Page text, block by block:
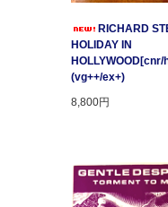
RICHARD
HOLIDAY IN
(vg++/ex+)
8,800円